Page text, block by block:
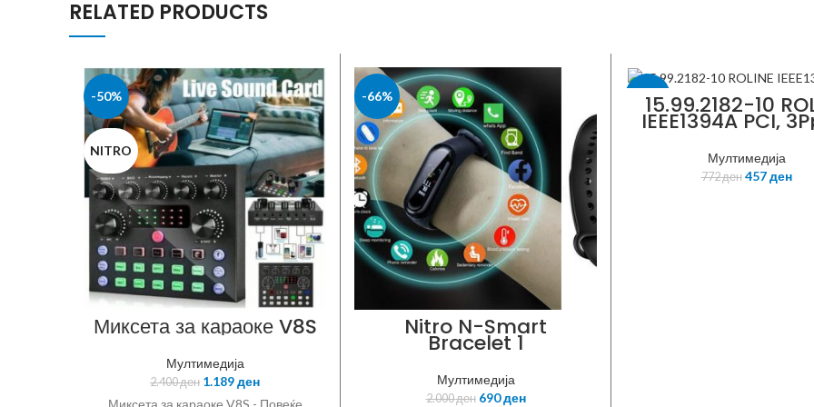
RELATED PRODUCTS
-50%
NITRO
Миксета за караоке V8S
Мултимедија
2.400ден 1.189ден
Миксета за караоке V8S - Повеќе
-66%
Nitro N-Smart
Bracelet 1
Health&Sports
Tracker + gift box +
украсна торбичкa
Мултимедија
2.000ден 690ден
-41%
15.99.2182-10
IEEE1394A PCI,
Мултимедија
772ден 457ден